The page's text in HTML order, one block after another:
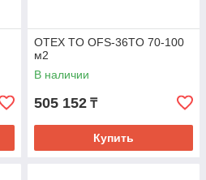
OTEX TO OFS-36TО 70-100
м2
В наличии
505 152 ₸
Купить